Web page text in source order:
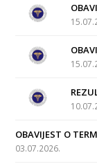
OBAVIJEST O
03.07.2026.